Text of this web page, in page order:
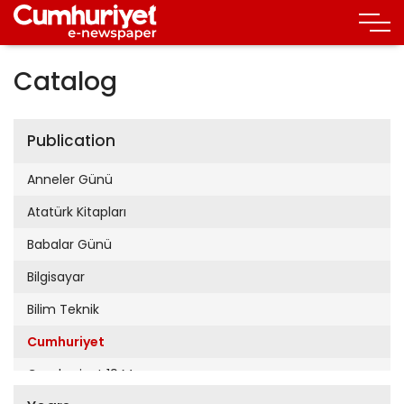
Catalog
Publication
Anneler Günü
Atatürk Kitapları
Babalar Günü
Bilgisayar
Bilim Teknik
Cumhuriyet
Cumhuriyet 19 Mayıs